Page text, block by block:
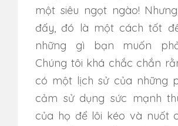
một siêu ngọt ngào!
đấy, đó là một cách tốt
những gì bạn muốn
Chúng tôi khá chắc chắn
có một lịch sử của những
cảm sử dụng sức mạnh
của họ để lôi kéo và nuốt